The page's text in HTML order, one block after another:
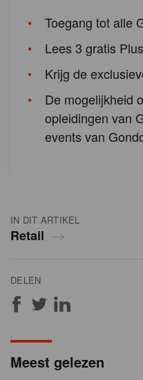
IN DIT ARTIKEL
Retail
DELEN
Toegang tot alle
Lees 3 gratis
Krijg de
De mogelijkheid
opleidingen van
events van
Meest gelezen